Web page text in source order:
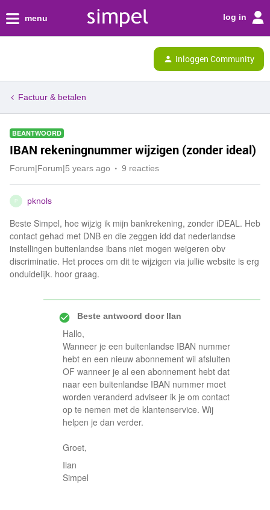
menu log in
Inloggen Community
Factuur & betalen
BEANTWOORD
IBAN rekeningnummer wijzigen (zonder ideal)
Forum|Forum|5 years ago 9 reacties
P pknols
Beste Simpel, hoe wijzig ik mijn bankrekening, zonder iDEAL. Heb
contact gehad met DNB en die zeggen idd dat nederlandse
instellingen buitenlandse ibans niet mogen weigeren obv
discriminatie. Het proces om dit te wijzigen via jullie website is erg
onduidelijk. hoor graag.
Beste antwoord doorIlan
Hallo,
Wanneer je een buitenlandse IBAN nummer
hebt en een nieuw abonnement wil afsluiten
OF wanneer je al een abonnement hebt dat
naar een buitenlandse IBAN nummer moet
worden veranderd adviseer ik je om contact
op te nemen met de klantenservice. Wij
helpen je dan verder.
Groet,
Ilan
Simpel